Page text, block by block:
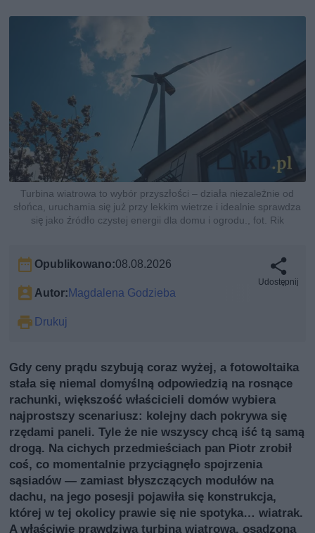
Turbina wiatrowa to wybór przyszłości – działa niezależnie od
słońca, uruchamia się już przy lekkim wietrze i idealnie sprawdza
się jako źródło czystej energii dla domu i ogrodu., fot. Rik
Opublikowano:08.08.2026
Autor: Magdalena Godzieba
Drukuj
Udostępnij
Gdy ceny prądu szybują coraz wyżej, a fotowoltaika
stała się niemal domyślną odpowiedzią na rosnące
rachunki, większość właścicieli domów wybiera
najprostszy scenariusz: kolejny dach pokrywa się
rzędami paneli. Tyle że nie wszyscy chcą iść tą samą
drogą. Na cichych przedmieściach pan Piotr zrobił
coś, co momentalnie przyciągnęło spojrzenia
sąsiadów — zamiast błyszczących modułów na
dachu, na jego posesji pojawiła się konstrukcja,
której w tej okolicy prawie się nie spotyka… wiatrak.
A właściwie prawdziwa turbina wiatrowa, osadzona